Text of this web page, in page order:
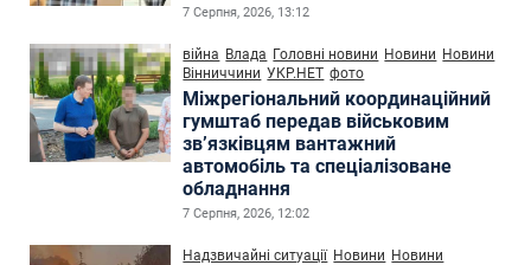
7 Серпня, 2026, 13:12
війна Влада Головні новини Новини Новини
Вінниччини УКР.НЕТ фото
Міжрегіональний координаційний
гумштаб передав військовим
зв’язківцям вантажний
автомобіль та спеціалізоване
обладнання
7 Серпня, 2026, 12:02
Надзвичайні ситуації Новини Новини